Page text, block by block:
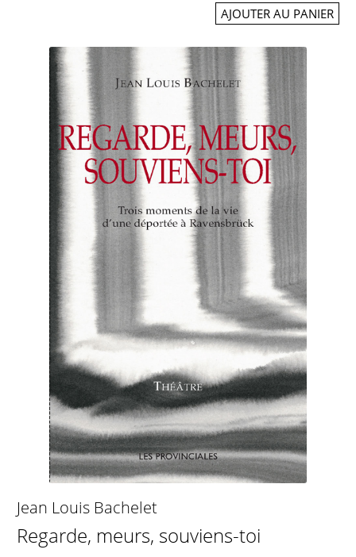
AJOUTER AU PANIER
Jean Louis Bachelet
Regarde, meurs, souviens-toi